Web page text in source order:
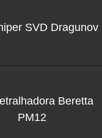
SVD Dragunov
Beretta
PM12